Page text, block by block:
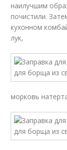
наилучшим
почистили.
кухонном
лук,
морковь